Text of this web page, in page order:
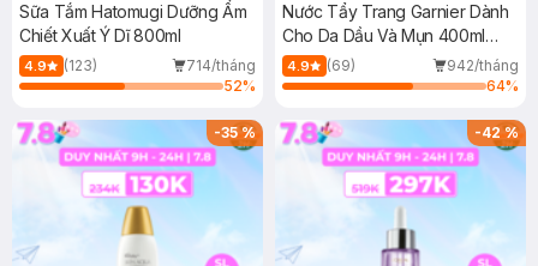
Sữa Tắm Hatomugi Dưỡng Ẩm
Chiết Xuất Ý Dĩ 800ml
4.9 (123)
714/tháng
52%
Nước Tẩy Trang Garnier Dành
Cho Da Dầu Và Mụn 400ml
(Mới)
4.9 (69)
942/tháng
64%
-35% -42%